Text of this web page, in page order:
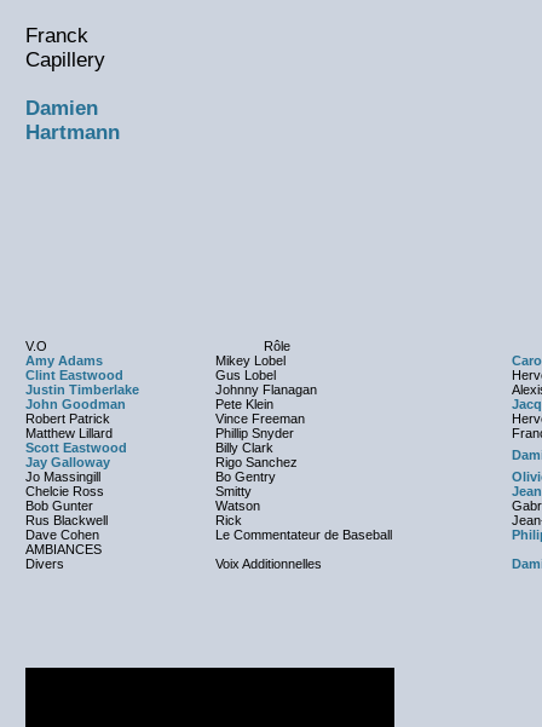
Franck
Capillery
Damien
Hartmann
V.O
Rôle
Amy Adams
Mikey Lobel
Clint Eastwood
Gus Lobel
Justin Timberlake
Johnny Flanagan
John Goodman
Pete Klein
Robert Patrick
Vince Freeman
Matthew Lillard
Phillip Snyder
Scott Eastwood
Billy Clark
Jay Galloway
Rigo Sanchez
Jo Massingill
Bo Gentry
Chelcie Ross
Smitty
Bob Gunter
Watson
Rus Blackwell
Rick
Dave Cohen
Le Commentateur de Baseball
AMBIANCES
Divers
Voix Additionnelles